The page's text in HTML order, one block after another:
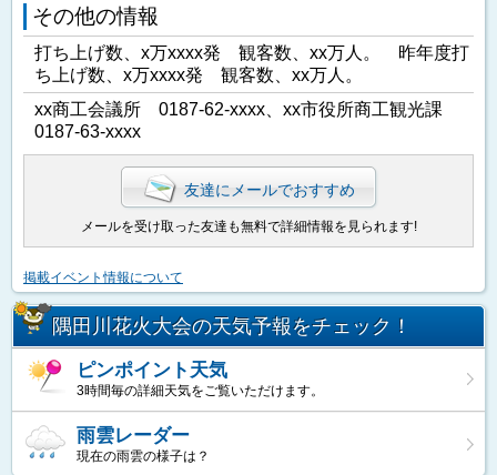
その他の情報
打ち上げ数、x万xxxx発 観客数、xx万人。 昨年度打
ち上げ数、x万xxxx発 観客数、xx万人。
xx商工会議所 0187-62-xxxx、xx市役所商工観光課
0187-63-xxxx
友達にメールでおすすめ
メールを受け取った友達も無料で詳細情報を見られます!
掲載イベント情報について
隅田川花火大会の天気予報をチェック！
ピンポイント天気
3時間毎の詳細天気をご覧いただけます。
雨雲レーダー
現在の雨雲の様子は？